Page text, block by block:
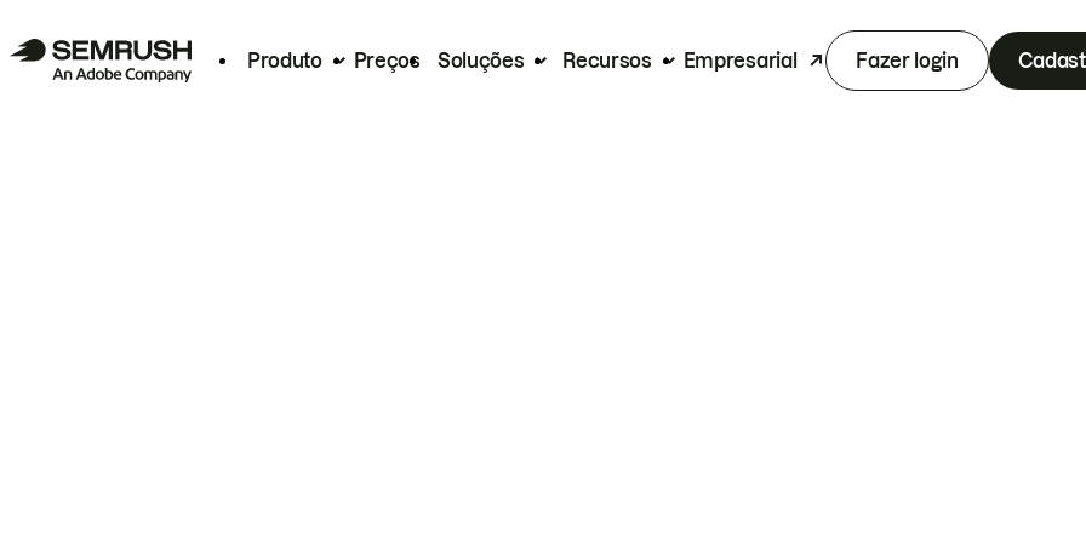
Produto Preços Soluções Recursos Empresarial Fazer login